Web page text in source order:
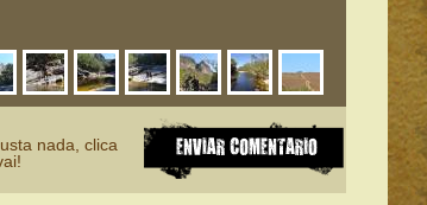
nada, clica